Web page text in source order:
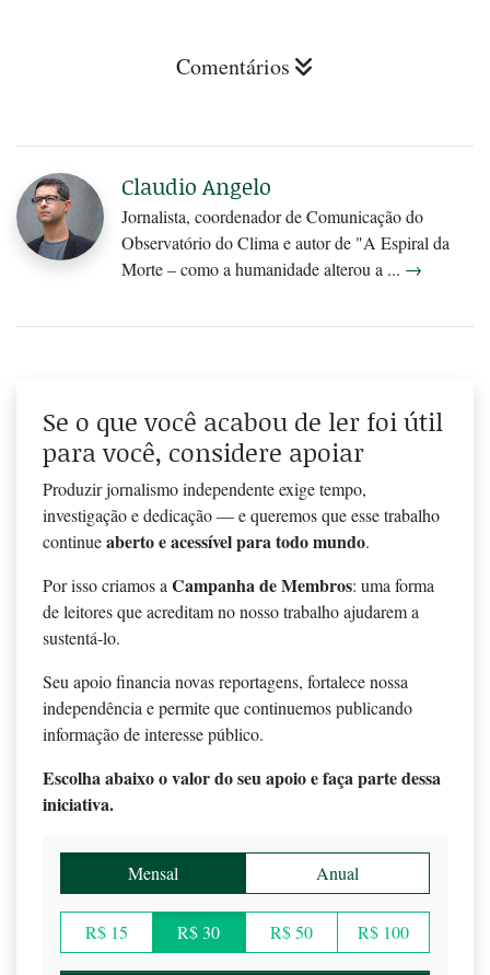
Comentários
Claudio Angelo
Jornalista, coordenador de Comunicação do
Observatório do Clima e autor de "A Espiral da
Morte – como a humanidade alterou a ... →
Se o que você acabou de ler foi útil
para você, considere apoiar
Produzir jornalismo independente exige tempo,
investigação e dedicação — e queremos que esse trabalho
continueaberto e acessível para todo mundo.
Por isso criamos a Campanha de Membros: uma forma
de leitores que acreditam no nosso trabalho ajudarem a
sustentá-lo.
Seu apoio financia novas reportagens, fortalece nossa
independência e permite que continuemos publicando
informação de interesse público.
Escolha abaixo o valor do seu apoio e faça parte dessa
iniciativa.
Mensal Anual
R$ 15 R$ 30 R$ 50 R$ 100